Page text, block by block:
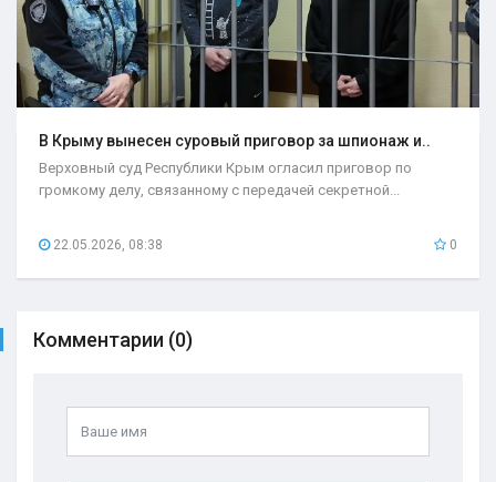
В Крыму вынесен суровый приговор за шпионаж и..
Верховный суд Республики Крым огласил приговор по
громкому делу, связанному с передачей секретной...
22.05.2026, 08:38 0
Комментарии (0)